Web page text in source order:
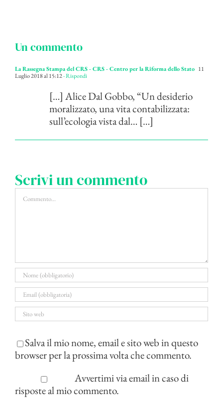
Un commento
La Rassegna Stampa del CRS - CRS - Centro per la Riforma dello Stato 11
Luglio 2018 al 15:12- Rispondi
[…] Alice Dal Gobbo, “Un desiderio
moralizzato, una vita contabilizzata:
sull’ecologia vista dal… […]
Scrivi un commento
Commento
Salva il mio nome, email e sito web in questo
browser per la prossima volta che commento.
Avvertimi via email in caso di
risposte al mio commento.